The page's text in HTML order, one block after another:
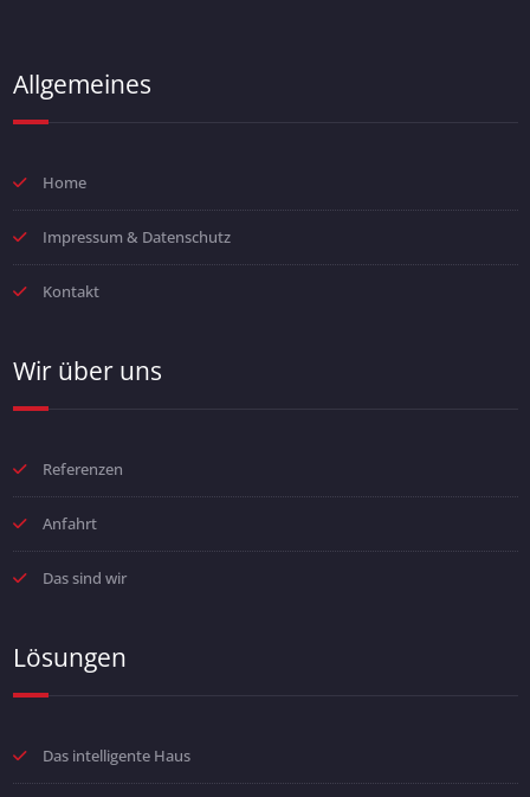
Allgemeines
Home
Impressum & Datenschutz
Kontakt
Wir über uns
Referenzen
Anfahrt
Das sind wir
Lösungen
Das intelligente Haus